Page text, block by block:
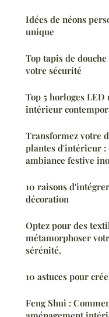
Idées de néons
unique
Top tapis de
votre sécurité
Top 5 horloges
intérieur
Transformez votre
plantes d'intérieur :
ambiance festive
10 raisons
décoration
Optez pour des
métamorphoser
sérénité.
10 astuces pour
Feng Shui :